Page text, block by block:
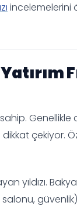
incelemelerini
çekiyor.
yıldızı.